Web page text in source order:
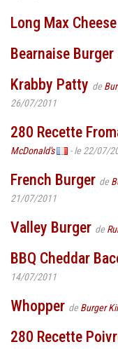
Long Max Cheese
Bearnaise Burger
Krabby Patty de
26/07/2011
280 Recette
McDonald's
- le 22/07/
French Burger de
21/07/2011
Valley Burger de
BBQ Cheddar
14/07/2011
Whopper de Burger
280 Recette